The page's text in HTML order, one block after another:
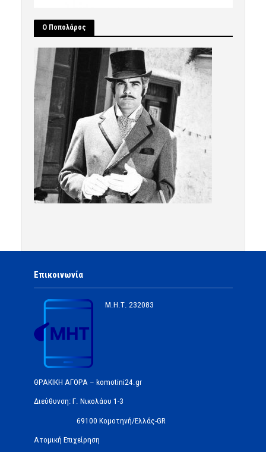
Ο Ποπολάρος
Επικοινωνία
Μ.Η.Τ. 232083
ΘΡΑΚΙΚΗ ΑΓΟΡΑ – komotini24.gr
Διεύθυνση: Γ. Νικολάου 1-3
69100 Κομοτηνή/Ελλάς-GR
Ατομική Επιχείρηση